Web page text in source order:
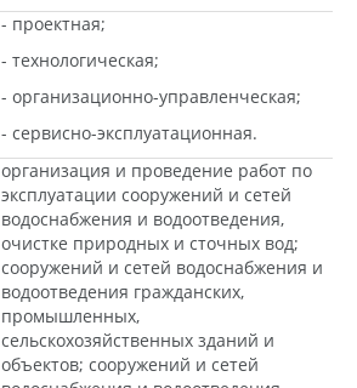
- проектная;
- технологическая;
- организационно-управленческая;
- сервисно-эксплуатационная.
организация и проведение работ по
эксплуатации сооружений и сетей
водоснабжения и водоотведения,
очистке природных и сточных вод;
сооружений и сетей водоснабжения и
водоотведения гражданских,
промышленных,
сельскохозяйственных зданий и
объектов; сооружений и сетей